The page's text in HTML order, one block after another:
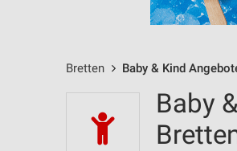
Bretten Baby & Kind
Baby